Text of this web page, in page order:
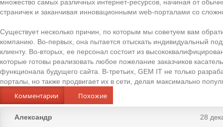
множество самых различных интернет-ресурсов, начиная от
страничек и заканчивая инновационными web-порталами со
Существует несколько причин, по которым мы советуем вам
компанию. Во-первых, она пытается отыскать индивидуальный
клиенту. Во-вторых, ее персонал состоит из
которые готовы реализовать любое пожелание заказчиков
функционала будущего сайта. В-третьих, GEM IT не только
порталы, но также продвигает их в сети, делая максимально
Комментарии Похожие
Александр 28